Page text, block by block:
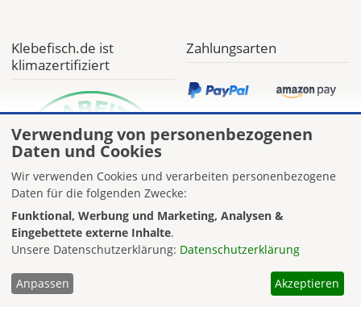
Klebefisch.de ist
klimazertifiziert
Zahlungsarten
Verwendung von personenbezogenen
Daten und Cookies
Wir verwenden Cookies und verarbeiten personenbezogene
Daten für die folgenden Zwecke:
Funktional, Werbung und Marketing, Analysen &
Eingebettete externe Inhalte.
Unsere Datenschutzerklärung: Datenschutzerklärung
Anpassen Akzeptieren